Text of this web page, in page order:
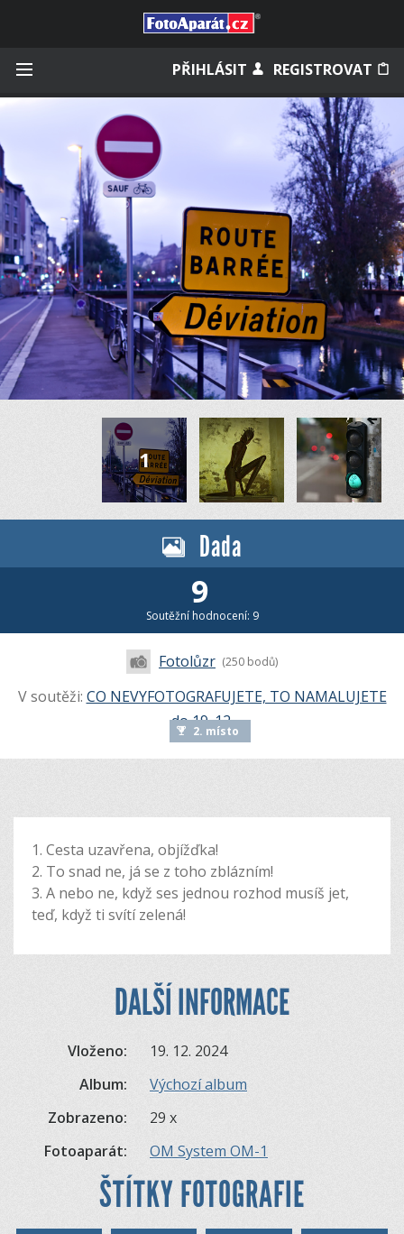
PŘIHLÁSIT REGISTROVAT
Zapomněli jste heslo?
Měli jste účet na starém webu?
Dada
9
Soutěžní hodnocení: 9
Fotolůzr (250 bodů)
V soutěži: CO NEVYFOTOGRAFUJETE, TO NAMALUJETE
do 19. 12.
2. místo
1. Cesta uzavřena, objížďka!
2. To snad ne, já se z toho zblázním!
3. A nebo ne, když ses jednou rozhod musíš jet,
teď, když ti svítí zelená!
DALŠÍ INFORMACE
Vloženo:
19. 12. 2024
Album:
Výchozí album
Zobrazeno:
29 x
Fotoaparát:
OM System OM-1
ŠTÍTKY FOTOGRAFIE